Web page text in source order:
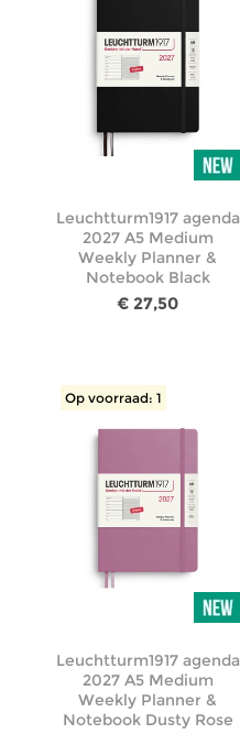
Leuchtturm1917 agenda
2027 A5 Medium
Weekly Planner &
Notebook Black
€ 27,50
Op voorraad: 1
Leuchtturm1917 agenda
2027 A5 Medium
Weekly Planner &
Notebook Dusty Rose